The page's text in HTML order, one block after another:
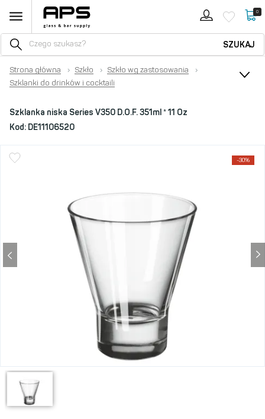
0
SZUKAJ
Strona główna › Szkło › Szkło wg zastosowania
›
Szklanki do drinków i cocktaili
Szklanka niska Series V350 D.O.F. 351ml * 11 Oz
Kod: DE11106520
-30%